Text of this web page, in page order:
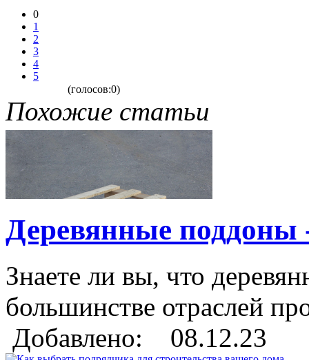
0
1
2
3
4
5
(голосов:0)
Похожие статьи
Деревянные поддоны
Знаете ли вы, что
большинстве отраслей
Добавлено: 08.12.23